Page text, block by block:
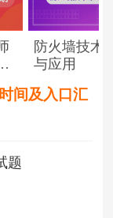
防火墙技术
与应用
间及入口汇
题